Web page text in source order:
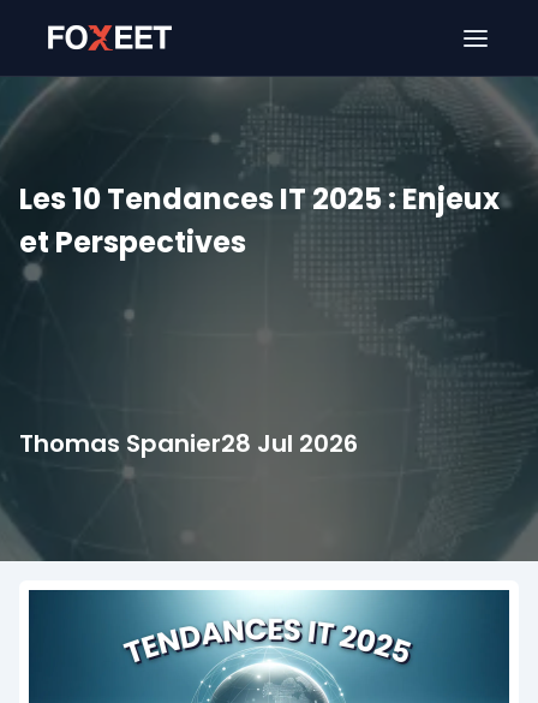
Les 10 Tendances IT 2025 : Enjeux
et Perspectives
Thomas Spanier28 Jul 2026